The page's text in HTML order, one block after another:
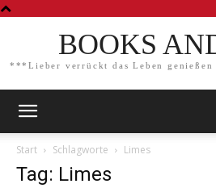
BOOKS
***Lieber verrückt das Leben
Start Schlagworte Limes
Tag: Limes